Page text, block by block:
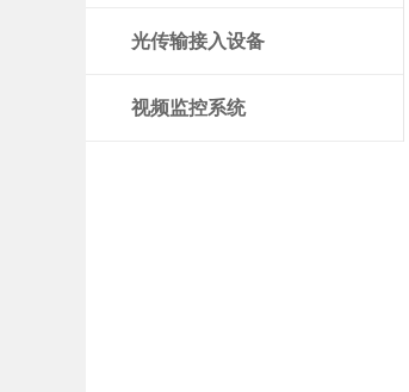
光传输接入设备
视频监控系统